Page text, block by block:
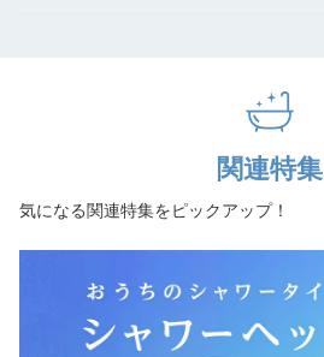
関連特集
気になる関連特集をピックアップ！